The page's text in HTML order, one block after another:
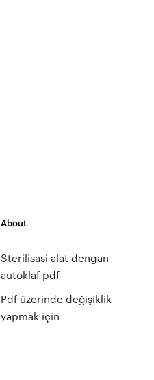
About
Sterilisasi alat dengan
autoklaf pdf
Pdf üzerinde değişiklik
yapmak için